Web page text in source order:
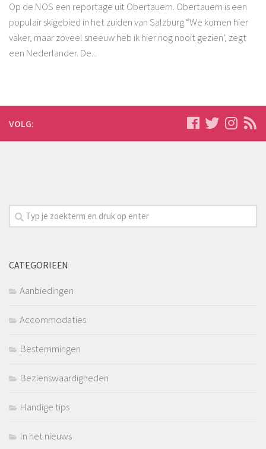
Op de NOS een reportage uit Obertauern. Obertauern is een
populair skigebied in het zuiden van Salzburg “We komen hier
vaker, maar zoveel sneeuw heb ik hier nog nooit gezien’, zegt
een Nederlander. De...
VOLG:
CATEGORIEËN
Aanbiedingen
Accommodaties
Bestemmingen
Bezienswaardigheden
Handige tips
In het nieuws